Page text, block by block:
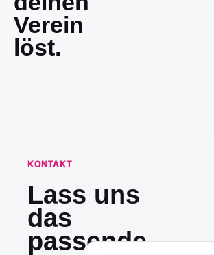
Verein
löst.
KONTAKT
Lass uns
das
passende